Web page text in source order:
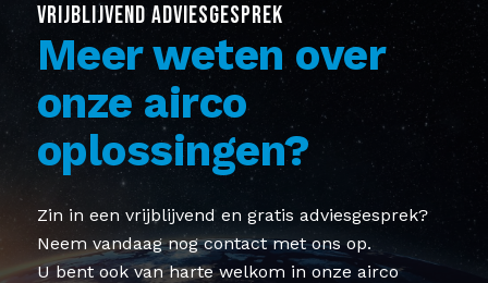
VRIJBLIJVEND ADVIESGESPREK
Meer weten over
onze airco
oplossingen?
Zin in een vrijblijvend en gratis adviesgesprek?
Neem vandaag nog contact met ons op.
U bent ook van harte welkom in onze airco